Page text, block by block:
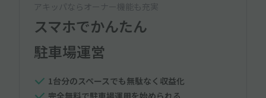
アキッパならオーナー機能も充実
スマホでかんたん
駐車場運営
1台分のスペースでも無駄なく収益化